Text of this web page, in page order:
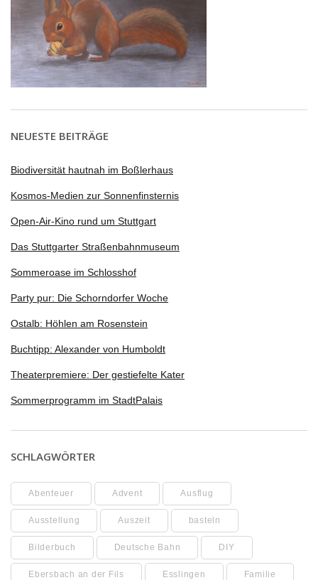
NEUESTE BEITRÄGE
Biodiversität hautnah im Boßlerhaus
Kosmos-Medien zur Sonnenfinsternis
Open-Air-Kino rund um Stuttgart
Das Stuttgarter Straßenbahnmuseum
Sommeroase im Schlosshof
Party pur: Die Schorndorfer Woche
Ostalb: Höhlen am Rosenstein
Buchtipp: Alexander von Humboldt
Theaterpremiere: Der gestiefelte Kater
Sommerprogramm im StadtPalais
SCHLAGWÖRTER
Abenteuer Advent Ausflug
Ausstellung Auszeit basteln
Bilderbuch Deutsche Bahn DIY
Ebersbach an der Fils Esslingen Familie